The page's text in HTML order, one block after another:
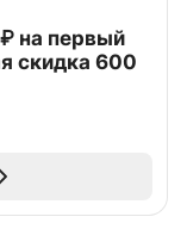
на первый
скидка 600